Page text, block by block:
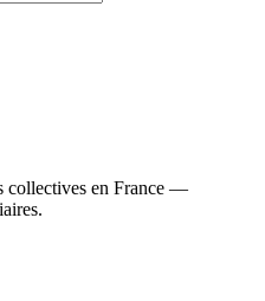
collectives en France —